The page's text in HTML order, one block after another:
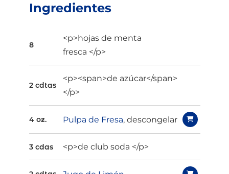
Ingredientes
8
<p>hojas de menta
fresca </p>
2 cdtas
<p><span>de azúcar</span>
</p>
4 oz. Pulpa de Fresa, descongelar
3 cdas <p>de club soda </p>